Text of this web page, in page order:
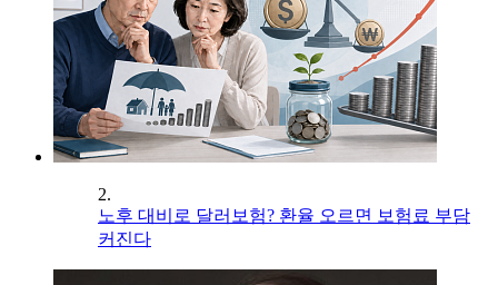
2.
노후 대비로 달러보험? 환율 오르면 보험료 부담
커진다